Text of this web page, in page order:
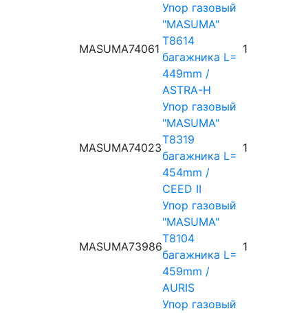
MASUMA74061
Упор газовый
"MASUMA"
T8614
багажника L=
449mm /
ASTRA-H
1
MASUMA74023
Упор газовый
"MASUMA"
T8319
багажника L=
454mm /
CEED II
1
MASUMA73986
Упор газовый
"MASUMA"
T8104
багажника L=
459mm /
AURIS
1
Упор газовый